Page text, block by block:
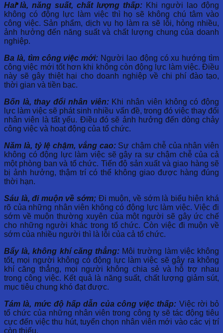
Hai là, năng suất, chất lượng thấp: Khi người lao động
không có động lực làm việc thì họ sẽ không chú tâm vào
công việc. Sản phẩm, dịch vụ họ làm ra sẽ lỗi, hỏng nhiều,
ảnh hưởng đến năng suất và chất lượng chung của doanh
nghiệp.
Ba là, tìm công việc mới: Người lao động có xu hướng tìm
công việc mới tốt hơn khi không còn động lực làm việc. Điều
này sẽ gây thiệt hại cho doanh nghiệp về chi phí đào tạo,
thời gian và tiền bạc.
Bốn là, thay đổi nhân viên:Khi nhân viên không có động
lực làm việc sẽ phát sinh nhiều vấn đề, trong đó việc thay đổi
nhân viên là tất yếu. Điều đó sẽ ảnh hưởng đến dòng chảy
công việc và hoạt động của tổ chức.
Năm là, tỷ lệ chậm, vắng cao:Sự chậm chễ của nhân viên
không có động lực làm việc sẽ gây ra sự chậm chễ của cả
một phòng ban và tổ chức. Tiến độ sản xuất và giao hàng sẽ
bị ảnh hưởng, thậm trí có thể không giao được hàng đúng
thời hạn.
Sáu là, đi muộn về sớm; Đi muộn, về sớm là biểu hiện khá
rõ của những nhân viên không có động lực làm việc. Việc đi
sớm về muộn thường xuyên của một người sẽ gây ức chế
cho những người khác trong tổ chức. Còn việc đi muộn về
sớm của nhiều người thì là lỗi của cả tổ chức.
Bẩy là, không khí căng thẳng: Môi trường làm việc không
tốt, mọi người không có động lực làm việc sẽ gây ra không
khí căng thẳng, mọi người không chia sẻ và hỗ trợ nhau
trong công việc. Kết quả là năng suất, chất lượng giảm sút,
mục tiêu chung khó đạt được.
Tám là, mức độ hấp dẫn của công việc thấp: Việc rời bỏ
tổ chức của những nhân viên trong công ty sẽ tác động tiêu
cực đến việc thu hút, tuyển chọn nhân viên mới vào các vị trí
còn thiếu.